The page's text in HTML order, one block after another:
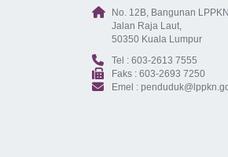
No. 12B, Bangunan
Jalan Raja Laut,
50350 Kuala Lumpur
Tel : 603-2613 7555
Faks : 603-2693 7250
Emel :